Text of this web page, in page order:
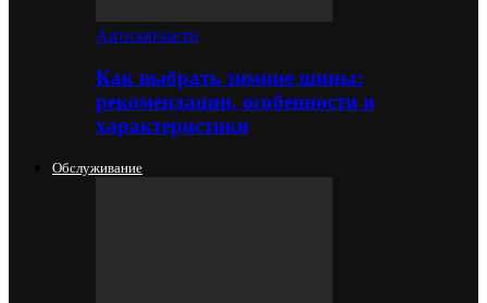
Автозапчасти
Как выбрать зимние шины:
рекомендации, особенности и
характеристики
Обслуживание